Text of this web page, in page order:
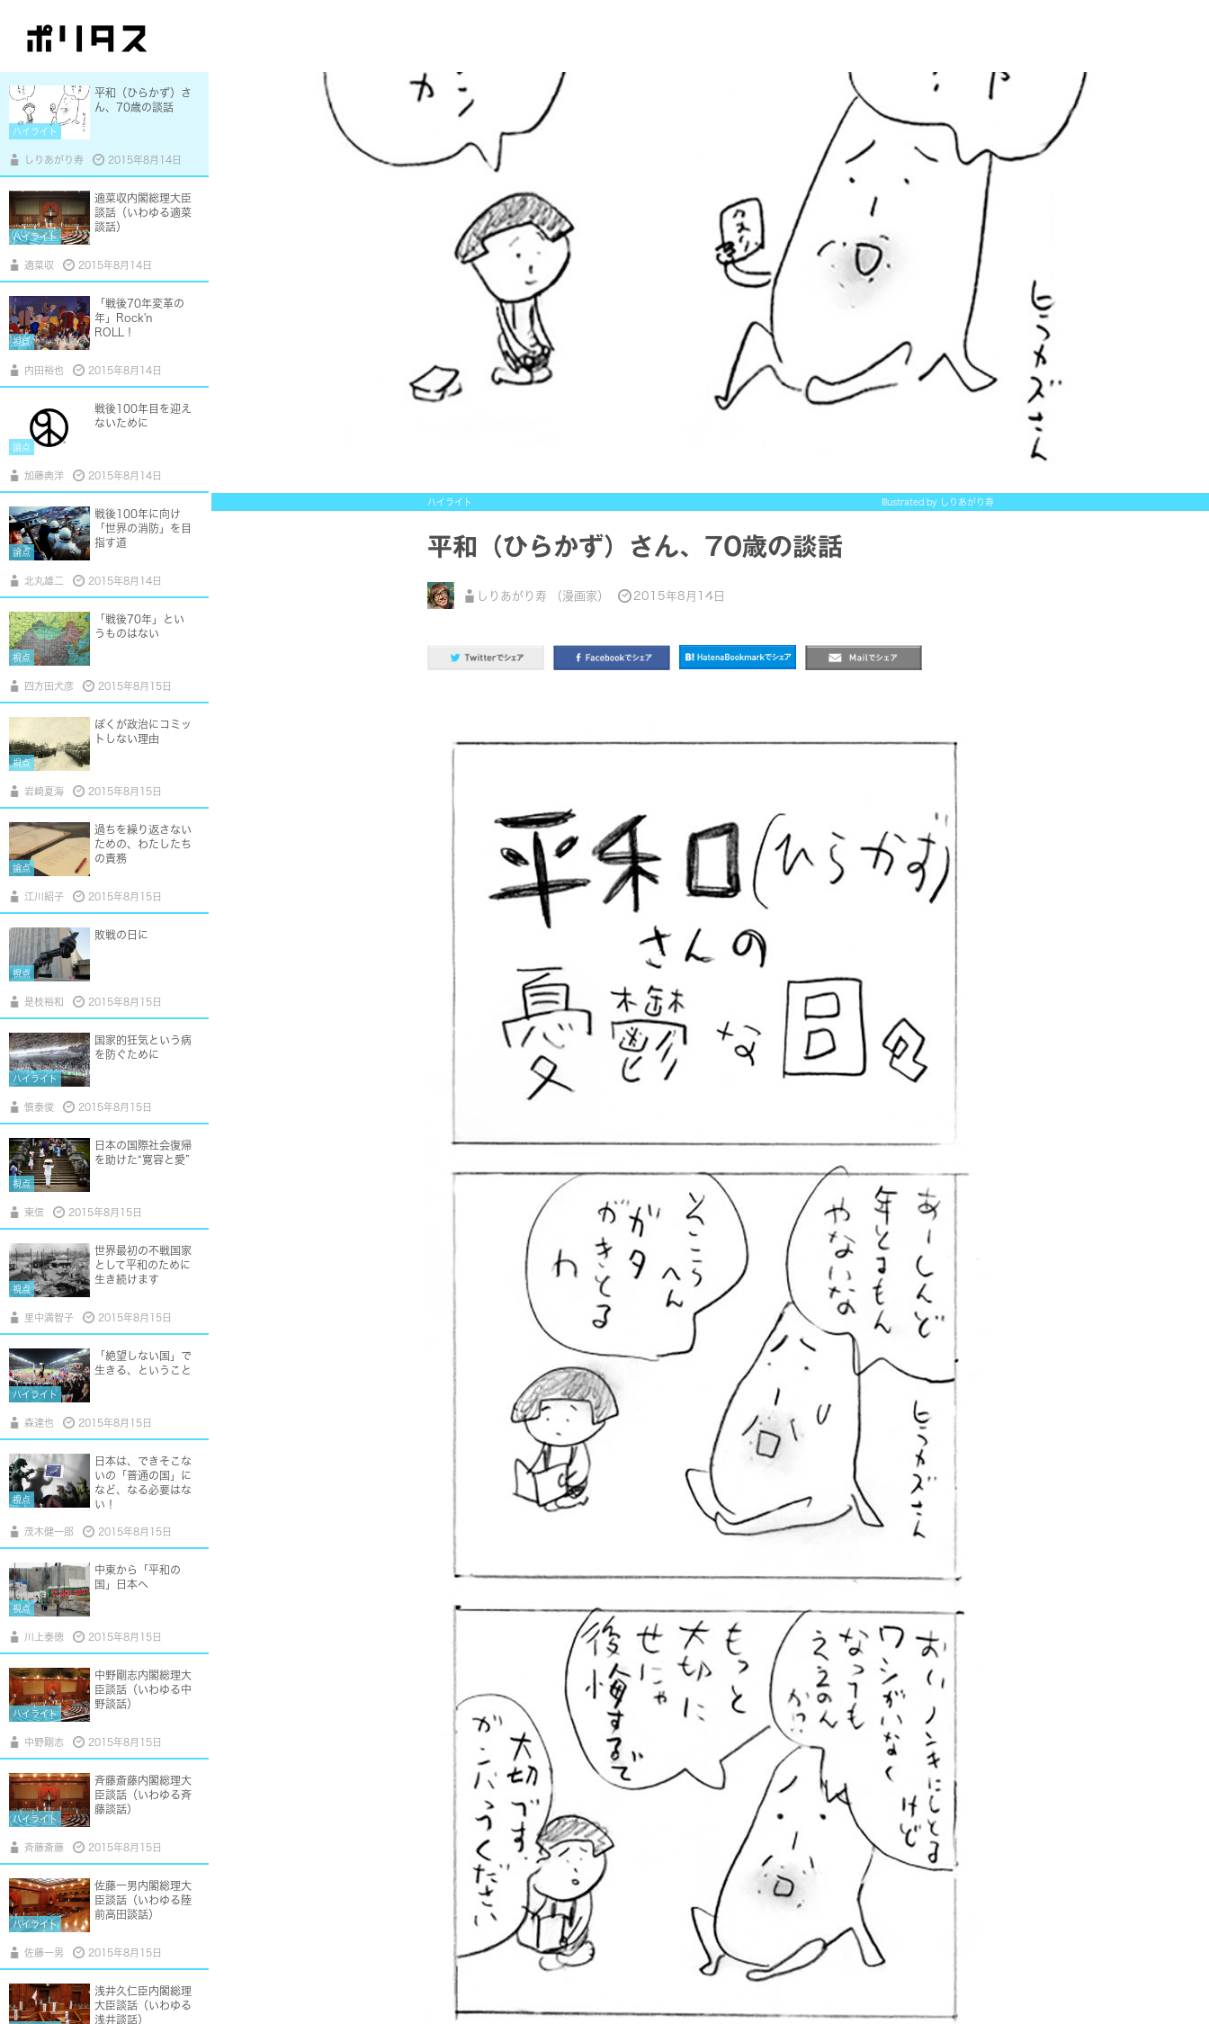
ハイライト Illustrated by しりあがり寿
平和（ひらかず）さん、70歳の談話
しりあがり寿 （漫画家） 2015年8月14日
増原裕子 2015年8月14日
ハイライト
平和（ひらかず）さ
ん、70歳の談話
しりあがり寿 2015年8月14日
ハイライト
適菜収内閣総理大臣
談話（いわゆる適菜
談話）
適菜収 2015年8月14日
視点
「戦後70年変革の
年」Rock'n
ROLL！
内田裕也 2015年8月14日
論点
戦後100年目を迎え
ないために
加藤典洋 2015年8月14日
論点
戦後100年に向け
「世界の消防」を目
指す道
北丸雄二 2015年8月14日
視点
「戦後70年」とい
うものはない
四方田犬彦 2015年8月15日
視点
ぼくが政治にコミッ
トしない理由
岩崎夏海 2015年8月15日
論点
過ちを繰り返さない
ための、わたしたち
の責務
江川紹子 2015年8月15日
視点
敗戦の日に
是枝裕和 2015年8月15日
ハイライト
国家的狂気という病
を防ぐために
慎泰俊 2015年8月15日
視点
日本の国際社会復帰
を助けた“寛容と愛”
東信 2015年8月15日
視点
世界最初の不戦国家
として平和のために
生き続けます
里中満智子 2015年8月15日
ハイライト
「絶望しない国」で
生きる、ということ
森達也 2015年8月15日
視点
日本は、できそこな
いの「普通の国」に
など、なる必要はな
い！
茂木健一郎 2015年8月15日
視点
中東から「平和の
国」日本へ
川上泰徳 2015年8月15日
ハイライト
中野剛志内閣総理大
臣談話（いわゆる中
野談話）
中野剛志 2015年8月15日
ハイライト
斉藤斎藤内閣総理大
臣談話（いわゆる斉
藤談話）
斉藤斎藤 2015年8月15日
ハイライト
佐藤一男内閣総理大
臣談話（いわゆる陸
前高田談話）
佐藤一男 2015年8月15日
浅井久仁臣内閣総理
大臣談話（いわゆる
浅井談話）